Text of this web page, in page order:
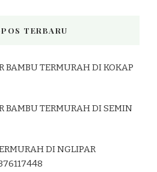
TERBARU
BAMBU TERMURAH DI KOKAP
BAMBU TERMURAH DI SEMIN
DI NGLIPAR